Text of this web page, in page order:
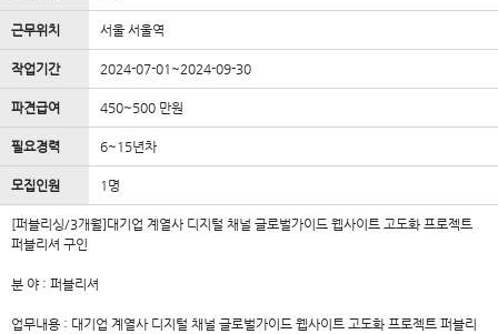
근무위치 서울 서울역
작업기간 2024-07-01~2024-09-30
파견급여 450~500 만원
필요경력 6~15년차
모집인원 1명
[퍼블리싱/3개월]대기업 계열사 디지털 채널 글로벌가이드 웹사이트 고도화 프로젝트
퍼블리셔 구인
분 야 : 퍼블리셔
업무내용 : 대기업 계열사 디지털 채널 글로벌가이드 웹사이트 고도화 프로젝트 퍼블리